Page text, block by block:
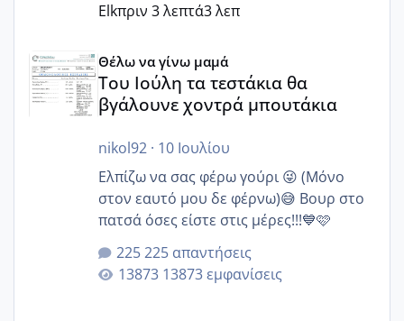
Elkπριν 3 λεπτά3 λεπ
Θέλω να γίνω μαμά
Του Ιούλη τα τεστάκια θα
βγάλουνε χοντρά μπουτάκια
nikol92· 10 Ιουλίου
Ελπίζω να σας φέρω γούρι 😜 (Μόνο
στον εαυτό μου δε φέρνω)😅 Βουρ στο
πατσά όσες είστε στις μέρες!!!💙🩷
225 απαντήσεις
13873 εμφανίσεις